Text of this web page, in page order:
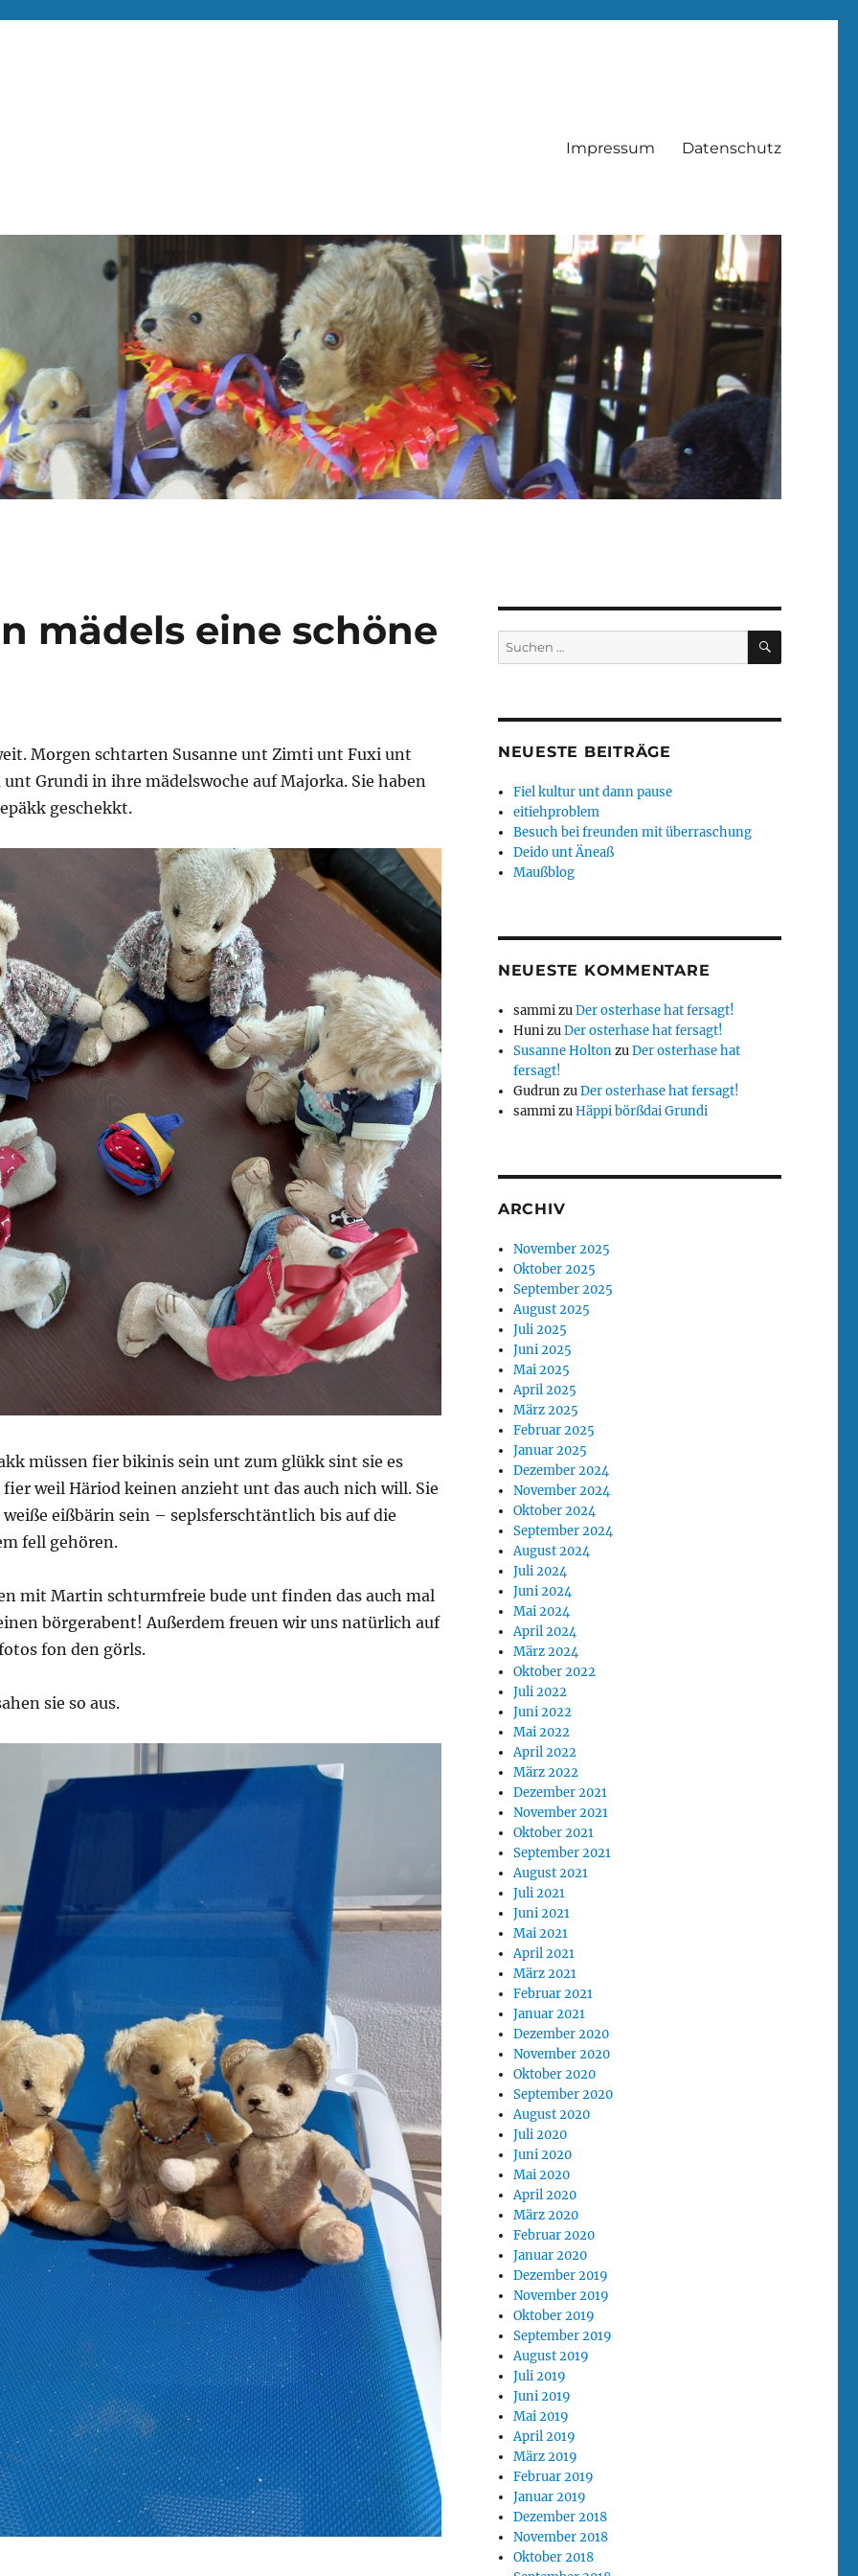
Impressum Datenschutz
mädels eine schöne
Morgen schtarten Susanne unt Zimti unt Fuxi unt
Grundi in ihre mädelswoche auf Majorka. Sie haben
geschekkt.
müssen fier bikinis sein unt zum glükk sint sie es
fier weil Häriod keinen anzieht unt das auch nich will. Sie
eißbärin sein – seplsferschtäntlich bis auf die
fell gehören.
mit Martin schturmfreie bude unt finden das auch mal
börgerabent! Außerdem freuen wir uns natürlich auf
fon den görls.
sie so aus.
Suchen
nach:
SUCHEN
NEUESTE BEITRÄGE
Fiel kultur unt dann pause
eitiehproblem
Besuch bei freunden mit überraschung
Deido unt Äneaß
Maußblog
NEUESTE KOMMENTARE
sammizuDer osterhase hat fersagt!
HunizuDer osterhase hat fersagt!
Susanne HoltonzuDer osterhase hat
fersagt!
GudrunzuDer osterhase hat fersagt!
sammizuHäppi börßdai Grundi
ARCHIV
November 2025
Oktober 2025
September 2025
August 2025
Juli 2025
Juni 2025
Mai 2025
April 2025
März 2025
Februar 2025
Januar 2025
Dezember 2024
November 2024
Oktober 2024
September 2024
August 2024
Juli 2024
Juni 2024
Mai 2024
April 2024
März 2024
Oktober 2022
Juli 2022
Juni 2022
Mai 2022
April 2022
März 2022
Dezember 2021
November 2021
Oktober 2021
September 2021
August 2021
Juli 2021
Juni 2021
Mai 2021
April 2021
März 2021
Februar 2021
Januar 2021
Dezember 2020
November 2020
Oktober 2020
September 2020
August 2020
Juli 2020
Juni 2020
Mai 2020
April 2020
März 2020
Februar 2020
Januar 2020
Dezember 2019
November 2019
Oktober 2019
September 2019
August 2019
Juli 2019
Juni 2019
Mai 2019
April 2019
März 2019
Februar 2019
Januar 2019
Dezember 2018
November 2018
Oktober 2018